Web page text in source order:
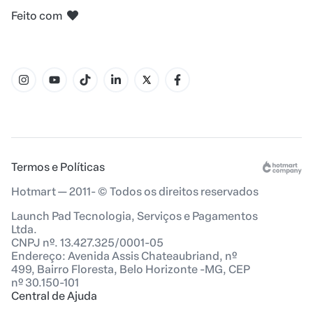
Feito com
Termos e Políticas
Hotmart — 2011- © Todos os direitos reservados
Launch Pad Tecnologia, Serviços e Pagamentos
Ltda.
CNPJ nº. 13.427.325/0001-05
Endereço: Avenida Assis Chateaubriand, nº
499, Bairro Floresta, Belo Horizonte -MG, CEP
nº 30.150-101
Central de Ajuda